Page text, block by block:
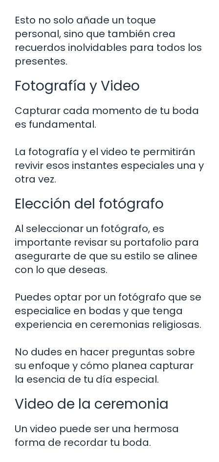
Esto no solo añade un toque
personal, sino que también crea
recuerdos inolvidables para todos los
presentes.
Fotografía y Video
Capturar cada momento de tu boda
es fundamental.
La fotografía y el video te permitirán
revivir esos instantes especiales una y
otra vez.
Elección del fotógrafo
Al seleccionar un fotógrafo, es
importante revisar su portafolio para
asegurarte de que su estilo se alinee
con lo que deseas.
Puedes optar por un fotógrafo que se
especialice en bodas y que tenga
experiencia en ceremonias religiosas.
No dudes en hacer preguntas sobre
su enfoque y cómo planea capturar
la esencia de tu día especial.
Video de la ceremonia
Un video puede ser una hermosa
forma de recordar tu boda.